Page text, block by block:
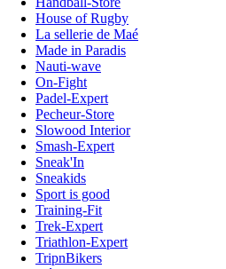
House of Rugby
La sellerie de Maé
Made in Paradis
Nauti-wave
On-Fight
Padel-Expert
Pecheur-Store
Slowood Interior
Smash-Expert
Sneak'In
Sneakids
Sport is good
Training-Fit
Trek-Expert
Triathlon-Expert
TripnBikers